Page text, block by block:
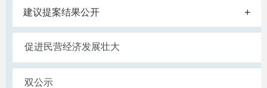
建议提案结果公开 +
促进民营经济发展壮大
双公示